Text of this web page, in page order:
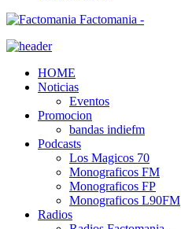
Factomania -
HOME
Noticias
Eventos
Promocion
bandas indiefm
Podcasts
Los Magicos 70
Monograficos FM
Monograficos FP
Monograficos L90FM
Radios